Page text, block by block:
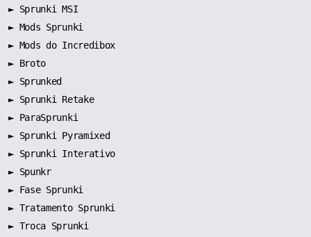
► Sprunki MSI
► Mods Sprunki
► Mods do Incredibox
► Broto
► Sprunked
► Sprunki Retake
► ParaSprunki
► Sprunki Pyramixed
► Sprunki Interativo
► Spunkr
► Fase Sprunki
► Tratamento Sprunki
► Troca Sprunki